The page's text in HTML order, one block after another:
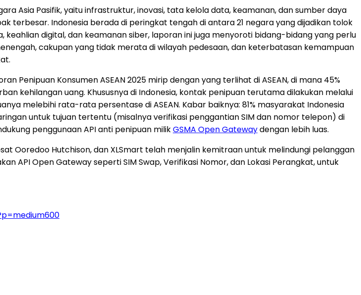
Asia Pasifik, yaitu infrastruktur, inovasi, tata kelola data, keamanan, dan sumber daya
terbesar. Indonesia berada di peringkat tengah di antara 21 negara yang dijadikan tolok
keahlian digital, dan keamanan siber, laporan ini juga menyoroti bidang-bidang yang perlu
cakupan yang tidak merata di wilayah pedesaan, dan keterbatasan kemampuan
Penipuan Konsumen ASEAN 2025 mirip dengan yang terlihat di ASEAN, di mana 45%
kehilangan uang. Khususnya di Indonesia, kontak penipuan terutama dilakukan melalui
melebihi rata-rata persentase di ASEAN. Kabar baiknya: 81% masyarakat Indonesia
untuk tujuan tertentu (misalnya verifikasi penggantian SIM dan nomor telepon) di
penggunaan API anti penipuan milikGSMA Open Gatewaydengan lebih luas.
Ooredoo Hutchison, dan XLSmart telah menjalin kemitraan untuk melindungi pelanggan
API Open Gateway seperti SIM Swap, Verifikasi Nomor, dan Lokasi Perangkat, untuk